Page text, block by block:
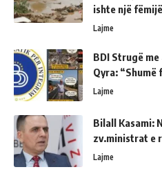
ishte një
Lajme
BDI Strugë
Qyra: “Shumë
Lajme
Bilall Kasami:
zv.ministrat e
Lajme